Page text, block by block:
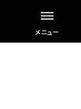
メニュー